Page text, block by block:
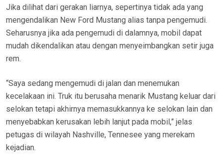
Jika dilihat dari gerakan liarnya, sepertinya tidak ada yang
mengendalikan New Ford Mustang alias tanpa pengemudi.
Seharusnya jika ada pengemudi di dalamnya, mobil dapat
mudah dikendalikan atau dengan menyeimbangkan setir juga
rem.
“Saya sedang mengemudi di jalan dan menemukan
kecelakaan ini. Truk itu berusaha menarik Mustang keluar dari
selokan tetapi akhirnya memasukkannya ke selokan lain dan
menyebabkan kerusakan lebih lanjut pada mobil,” jelas
petugas di wilayah Nashville, Tennesee yang merekam
kejadian.